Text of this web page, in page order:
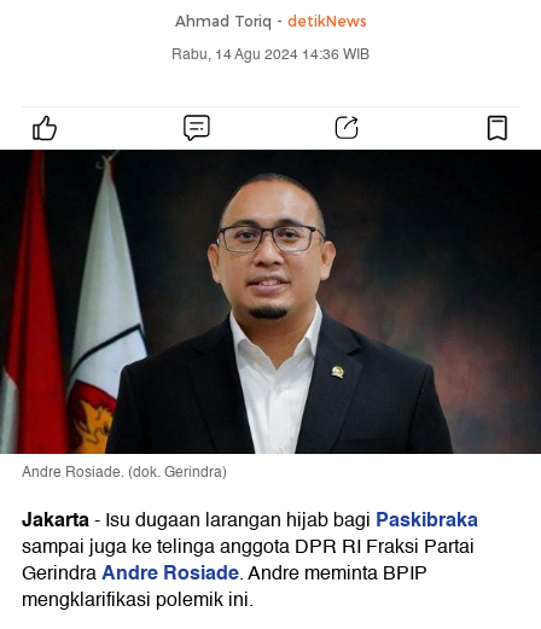
Ahmad Toriq - detikNews
Rabu, 14 Agu 2024 14:36 WIB
Andre Rosiade. (dok. Gerindra)
Jakarta-Isu dugaan larangan hijab bagi Paskibraka
sampai juga ke telinga anggota DPR RI Fraksi Partai
GerindraAndre Rosiade. Andre meminta BPIP
mengklarifikasi polemik ini.